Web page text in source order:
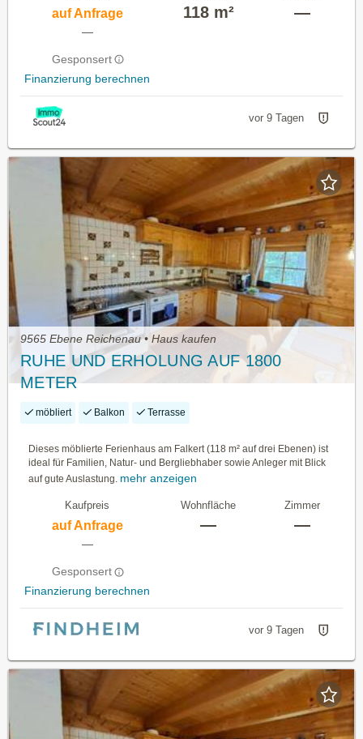
auf Anfrage
—
Gesponsert
Finanzierung berechnen
118 m² —
vor 9 Tagen
9565 Ebene Reichenau • Haus kaufen
RUHE UND ERHOLUNG AUF 1800
METER
möbliert Balkon Terrasse
Dieses möblierte Ferienhaus am Falkert (118 m² auf drei Ebenen) ist
ideal für Familien, Natur- und Bergliebhaber sowie Anleger mit Blick
auf gute Auslastung. mehr anzeigen
Kaufpreis
auf Anfrage
—
Gesponsert
Finanzierung berechnen
Wohnfläche
—
Zimmer
—
vor 9 Tagen